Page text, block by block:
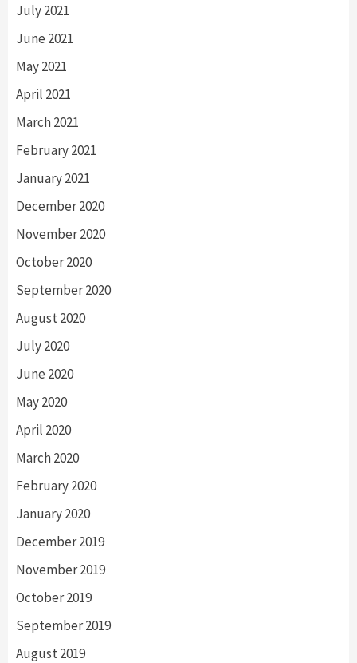
July 2021
June 2021
May 2021
April 2021
March 2021
February 2021
January 2021
December 2020
November 2020
October 2020
September 2020
August 2020
July 2020
June 2020
May 2020
April 2020
March 2020
February 2020
January 2020
December 2019
November 2019
October 2019
September 2019
August 2019